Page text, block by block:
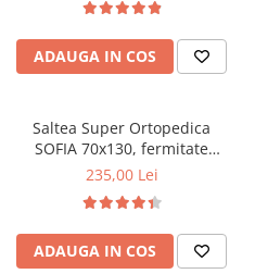
Scaune gradinita
Set mese si scaune gradinita
Mobila camera copii
Scaune birou pentru copii
Saltele patuturi copii
Masa si scaune gradinita
Bonell, reversibila, sistem
aerisire perimetral, Saltex
ADAUGA IN COS
Saltea Super Ortopedica
SOFIA 70x130, fermitate
medie, cu plasa arcuri tip
aerisire cu butoni, Saltex
235,00 Lei
ADAUGA IN COS